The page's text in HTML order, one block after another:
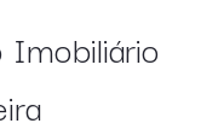
Imobiliário